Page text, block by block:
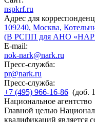
nspkrf.ru
Адрес для
109240, Москва,
(В РСПП для АНО
E-mail:
nok-nark@nark.ru
Пресс-служба:
pr@nark.ru
Пресс-служба:
+7 (495) 966-16-86 (доб.
Национальное агентство
Главной целью
квалификаций является